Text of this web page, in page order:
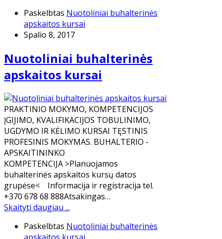
Paskelbtas Nuotoliniai buhalterinės
apskaitos kursai
Spalio 8, 2017
Nuotoliniai buhalterinės
apskaitos kursai
PRAKTINIO MOKYMO, KOMPETENCIJOS
ĮGIJIMO, KVALIFIKACIJOS TOBULINIMO,
UGDYMO IR KĖLIMO KURSAI TĘSTINIS
PROFESINIS MOKYMAS. BUHALTERIO -
APSKAITININKO
KOMPETENCIJA >Planuojamos
buhalterinės apskaitos kursų datos
grupėse< Informacija ir registracija tel.
+370 678 68 888Atsakingas…
Skaityti daugiau ...
Paskelbtas Nuotoliniai buhalterinės